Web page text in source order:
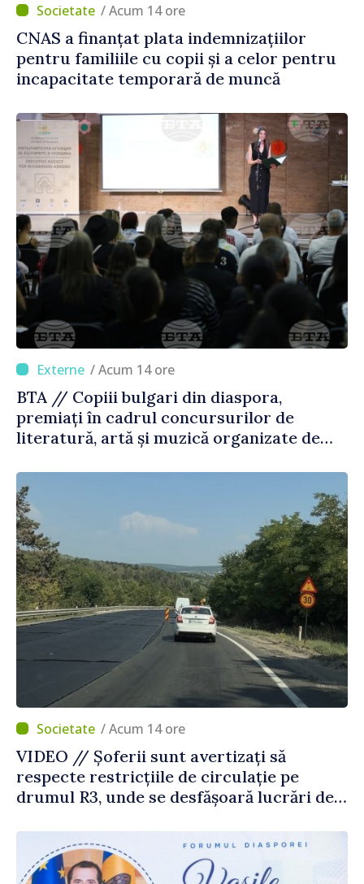
/ Acum 14 ore
CNAS a finanțat plata indemnizațiilor
pentru familiile cu copii și a celor pentru
incapacitate temporară de muncă
/ Acum 14 ore
BTA // Copiii bulgari din diaspora,
premiați în cadrul concursurilor de
literatură, artă și muzică organizate de
Străinătate
/ Acum 14 ore
VIDEO // Șoferii sunt avertizați să
respecte restricțiile de circulație pe
drumul R3, unde se desfășoară lucrări de